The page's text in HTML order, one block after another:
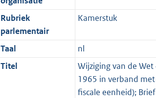
Rubriek
parlementair
Kamerstuk
Taal
nl
Titel
Wijziging van de
1965 in verband
fiscale eenheid);